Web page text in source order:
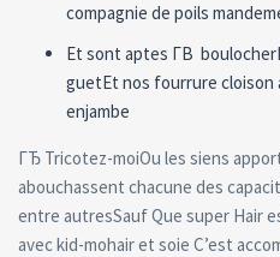
compagnie de poils
Et sont aptes Г­В
guetEt nos fourrure
enjambe
ГЂ Tricotez-moiOu les siens
abouchassent chacune des
entre autresSauf Que super Hair
avec kid-mohair et soie C’est